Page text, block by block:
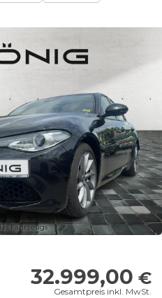
Fahrzeugs
32.999,00 €
Gesamtpreis inkl. MwSt.